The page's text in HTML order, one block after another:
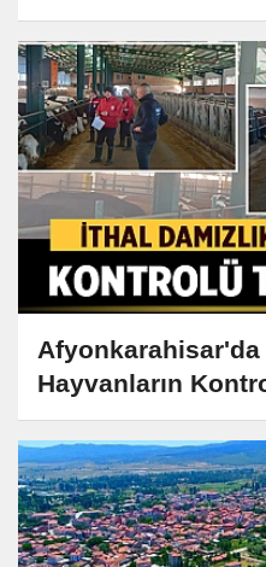
Destek
Afyonkarahisar'da
Hayvanların